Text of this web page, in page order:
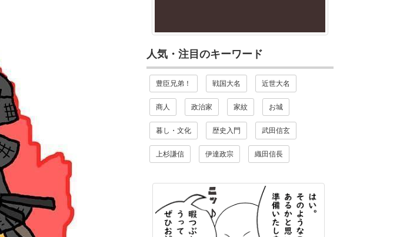
人気・注目のキーワード
豊臣兄弟！ 戦国大名 近世大名
商人 政治家 家紋 お城
暮し・文化 歴史入門 武田信玄
上杉謙信 伊達政宗 織田信長